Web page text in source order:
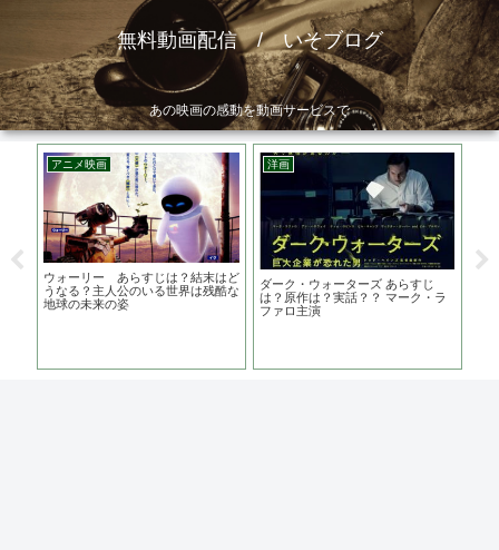
無料動画配信 / いそブログ
あの映画の感動を動画サービスで
アニメ映画
ウォーリー あらすじは？結末はど
うなる？主人公のいる世界は残酷な
地球の未来の姿
洋画
ダーク・ウォーターズ あらすじ
は？原作は？実話？？ マーク・ラ
ファロ主演